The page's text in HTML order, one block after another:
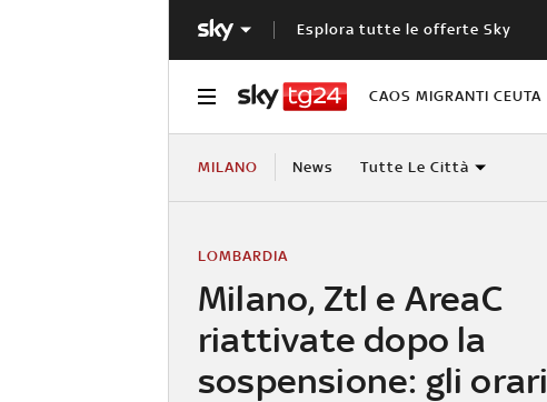
Esplora tutte le offerte Sky
CAOS MIGRANTI CEUTA
MILANO News Tutte Le Città
Milano, Ztl e AreaC
riattivate dopo la
sospensione: gli orari
LOMBARDIA